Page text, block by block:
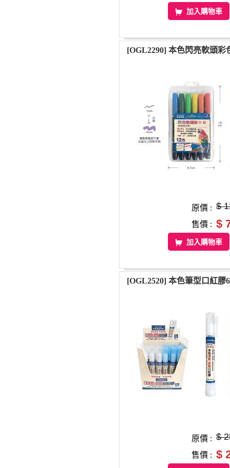
加入購物車
[OGL2290] 本色閃亮軟頭彩
原價 : $
售價 : $
加入購物車
[OGL2520] 本色筆型口紅膠
原價 : $
售價 : $